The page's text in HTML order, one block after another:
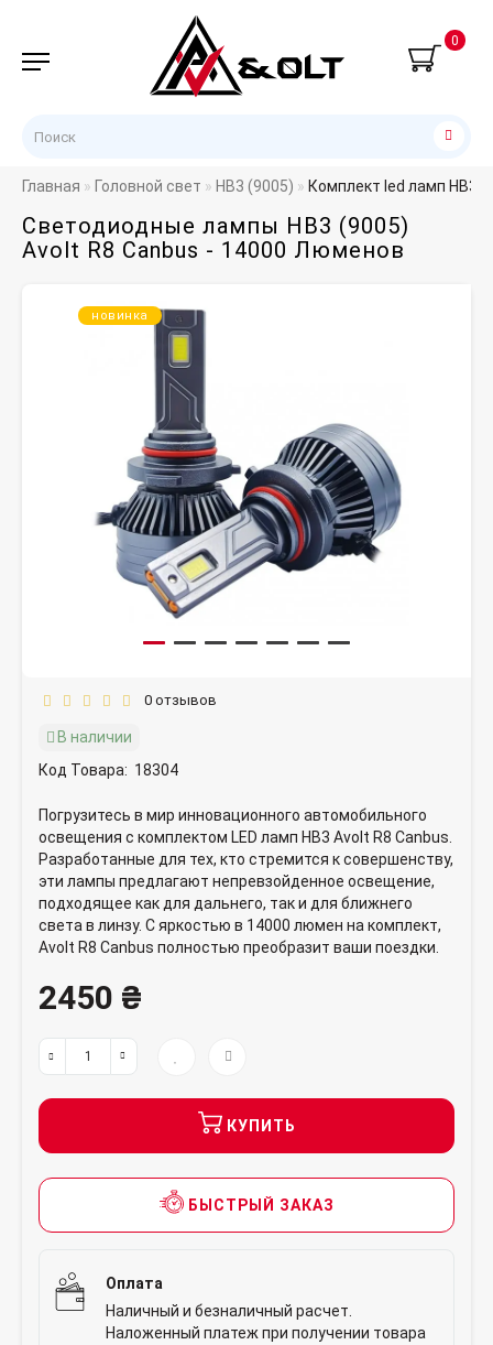
0
Главная Головной свет HB3 (9005) Комплект led ламп HB3
Светодиодные лампы HB3 (9005)
Avolt R8 Canbus - 14000 Люменов
новинка
0 отзывов
В наличии
Код Товара: 18304
Погрузитесь в мир инновационного автомобильного
освещения с комплектом LED ламп HB3 Avolt R8 Canbus.
Разработанные для тех, кто стремится к совершенству,
эти лампы предлагают непревзойденное освещение,
подходящее как для дальнего, так и для ближнего
света в линзу. С яркостью в 14000 люмен на комплект,
Avolt R8 Canbus полностью преобразит ваши поездки.
2450 ₴
КУПИТЬ
БЫСТРЫЙ ЗАКАЗ
Оплата
Наличный и безналичный расчет.
Наложенный платеж при получении товара